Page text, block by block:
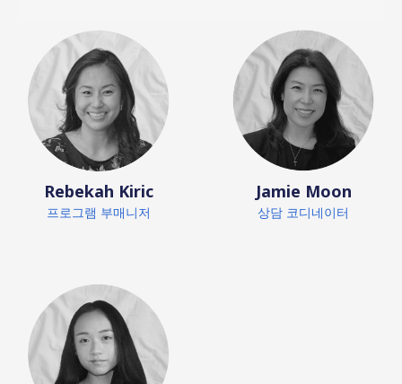
Rebekah Kiric
프로그램 부매니저
Jamie Moon
상담 코디네이터